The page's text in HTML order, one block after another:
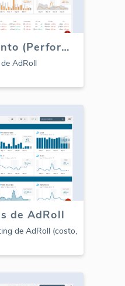
AdRoll Rendimiento (Performance) tablero
AdRoll
de AdRoll
de AdRoll (costo,